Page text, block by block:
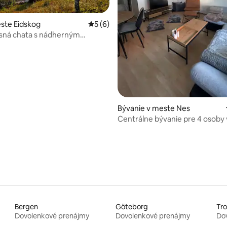
5 z 5, počet hodnotení: 40
Eidskog Priemerné ohodnotenie 5 z 5, počet
5 (6)
chata s nádherným
Bývanie v meste Nes
Centrálne bývanie pre 4 osoby
Bergen
Dovolenkové prenájmy
Göteborg
Dovolenkové prenájmy